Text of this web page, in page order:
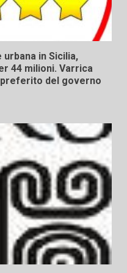
in Sicilia,
44 milioni. Varrica
preferito del governo